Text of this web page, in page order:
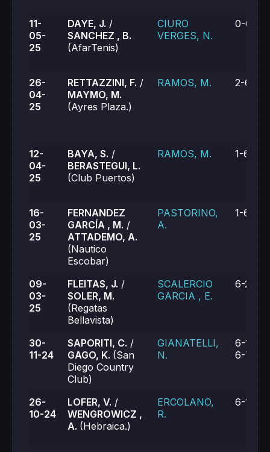
11-
05-
25
DAYE, J. /
SANCHEZ , B.
(AfarTenis)
CIURO
VERGES, N.
0-6, 1-
26-
04-
25
RETTAZZINI, F. /
MAYMO, M.
(Ayres Plaza.)
RAMOS, M. 2-6, 4-
12-
04-
25
BAYA, S. /
BERASTEGUI, L.
(Club Puertos)
RAMOS, M. 1-6, 5-7
16-
03-
25
FERNANDEZ
GARCÍA , M. /
ATTADEMO, A.
(Nautico
Escobar)
PASTORINO,
A.
1-6, 1-6
09-
03-
25
FLEITAS, J. /
SOLER, M.
(Regatas
Bellavista)
SCALERCIO
GARCIA , E.
6-2, 6-
30-
11-24
SAPORITI, C. /
GAGO, K. (San
Diego Country
Club)
GIANATELLI,
N.
6-1, 5-
6-7 (8)
26-
10-24
LOFER, V. /
WENGROWICZ ,
A. (Hebraica.)
ERCOLANO,
R.
6-1, 7-